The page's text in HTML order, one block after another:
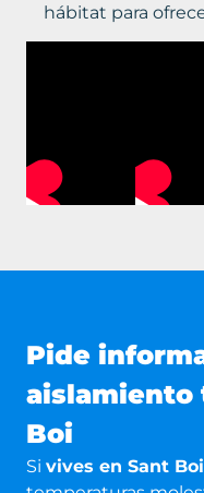
hábitat para
Pide
aislamiento
Boi
Si vives en Sant Boi